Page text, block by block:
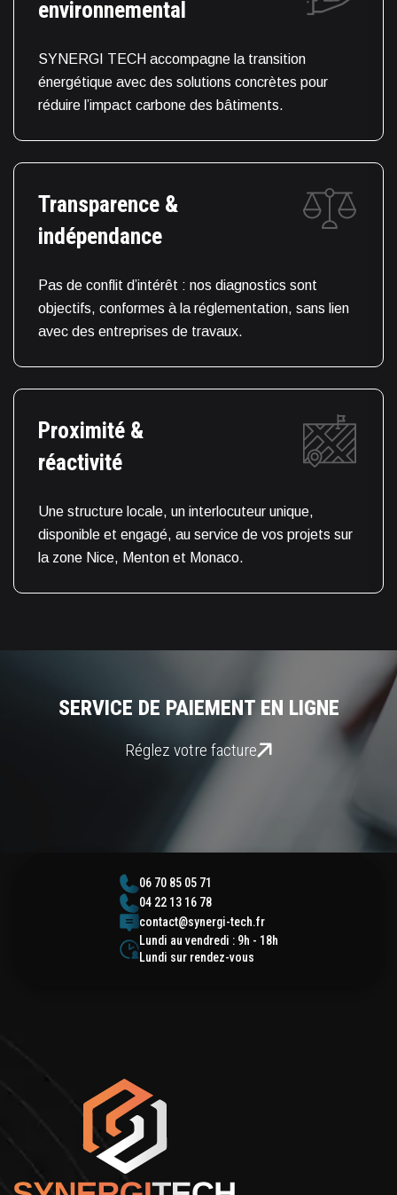
environnemental
SYNERGI TECH accompagne la transition
énergétique avec des solutions concrètes pour
réduire l’impact carbone des bâtiments.
Transparence &
indépendance
Pas de conflit d’intérêt : nos diagnostics sont
objectifs, conformes à la réglementation, sans lien
avec des entreprises de travaux.
Proximité &
réactivité
Une structure locale, un interlocuteur unique,
disponible et engagé, au service de vos projets sur
la zone Nice, Menton et Monaco.
SERVICE DE PAIEMENT EN LIGNE
Réglez votre facture
06 70 85 05 71
04 22 13 16 78
contact@synergi-tech.fr
Lundi au vendredi : 9h - 18h
Lundi sur rendez-vous